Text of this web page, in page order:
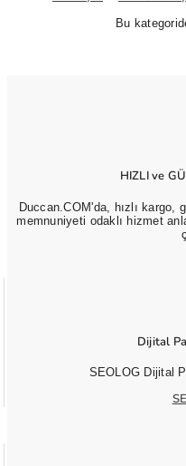
Bu
HIZLI ve
Duccan.COM'da, hızlı kargo,
memnuniyeti odaklı hizmet
Dijital
SEOLOG Dijital